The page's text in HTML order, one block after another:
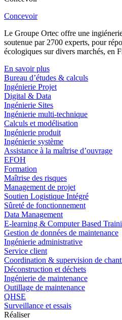
Concevoir
Le Groupe Ortec offre une
soutenue par 2700 experts, pour
écologiques sur divers marchés, en
En savoir plus
Bureau d’études & calculs
Ingénierie Projet
Digital & Data
Ingénierie Sites
Ingénierie multi-technique
Calculs et modélisation
Ingénierie produit
Ingénierie système
Assistance à la maîtrise d’ouvrage
EFOH
Formation
Maîtrise des risques
Management de projet
Soutien Logistique Intégré
Sûreté de fonctionnement
Data Management
E-learning & Computer Based
Gestion de données de maintenance
Ingénierie administrative
Service client
Coordination & supervision de
Déconstruction et déchets
Ingénierie de maintenance
Outillage de maintenance
QHSE
Surveillance et essais
Réaliser